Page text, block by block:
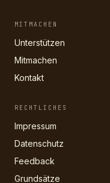
MITMACHEN
Unterstützen
Mitmachen
Kontakt
RECHTLICHES
Impressum
Datenschutz
Feedback
Grundsätze